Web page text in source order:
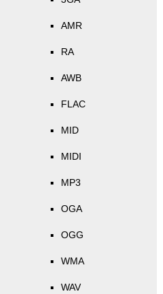
AMR
RA
AWB
FLAC
MID
MIDI
MP3
OGA
OGG
WMA
WAV